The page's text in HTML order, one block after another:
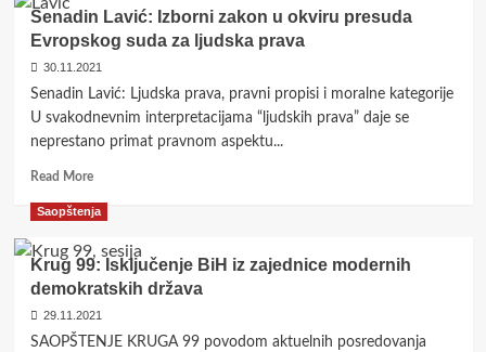
Hodge:
RS
ne
odustane
od
secesionizma,
suočiće
se
raspadom
ne-
etničkim
Ustavom
BiH
Senadin Lavić: Izborni zakon u okviru presuda
Evropskog suda za ljudska prava
30.11.2021
Senadin Lavić: Ljudska prava, pravni propisi i moralne kategorije
U svakodnevnim interpretacijama “ljudskih prava” daje se
neprestano primat pravnom aspektu...
Read MoreRead
about
Lavić:
Izborni
zakon
u
okviru
Saopštenja
Krug 99: Isključenje BiH iz zajednice modernih
demokratskih država
29.11.2021
SAOPŠTENJE KRUGA 99 povodom aktuelnih posredovanja